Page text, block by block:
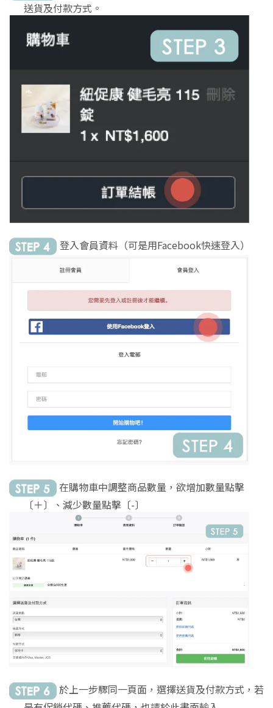
送貨及付款方式。
登入會員資料（可是用Facebook快速登入）
在購物車中調整商品數量，欲增加數量點擊
〔＋〕、減少數量點擊〔-〕
於上一步驟同一頁面，選擇送貨及付款方式，若